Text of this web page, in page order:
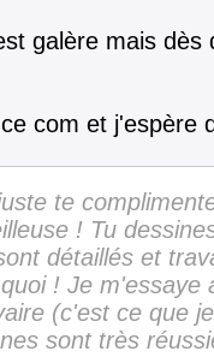
galère mais
com et j'espère
te
! Tu
détaillés et
! Je
(c'est ce que
sont très